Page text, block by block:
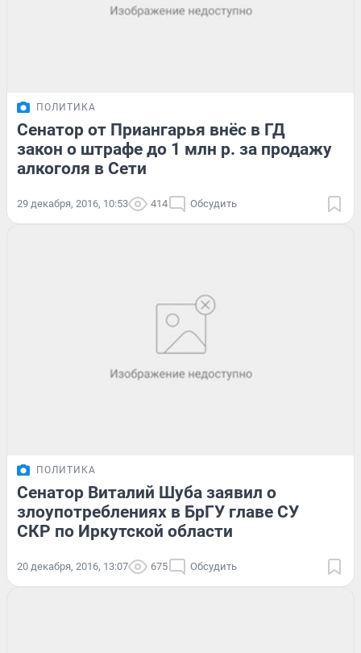
ПОЛИТИКА
Сенатор от Приангарья внёс в ГД
закон о штрафе до 1 млн р. за продажу
алкоголя в Сети
29 декабря, 2016, 10:53 414 Обсудить
ПОЛИТИКА
Сенатор Виталий Шуба заявил о
злоупотреблениях в БрГУ главе СУ
СКР по Иркутской области
20 декабря, 2016, 13:07 675 Обсудить